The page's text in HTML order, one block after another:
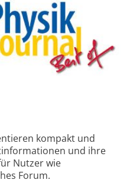
kompakt und
und ihre
Nutzer wie
Forum.